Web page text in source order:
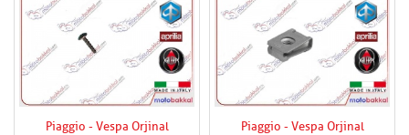
Piaggio - Vespa Orjinal Piaggio - Vespa Orjinal